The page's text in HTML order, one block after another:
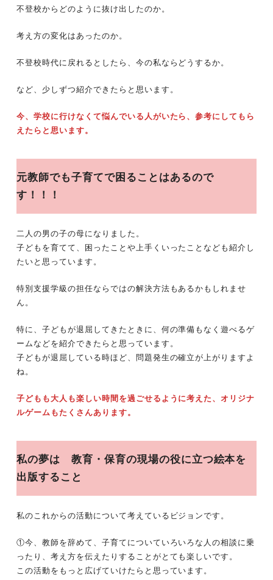
不登校からどのように抜け出したのか。
考え方の変化はあったのか。
不登校時代に戻れるとしたら、今の私ならどうするか。
など、少しずつ紹介できたらと思います。
今、学校に行けなくて悩んでいる人がいたら、参考にしてもら
えたらと思います。
元教師でも子育てで困ることはあるので
す！！！
二人の男の子の母になりました。
子どもを育てて、困ったことや上手くいったことなども紹介し
たいと思っています。
特別支援学級の担任ならではの解決方法もあるかもしれませ
ん。
特に、子どもが退屈してきたときに、何の準備もなく遊べるゲ
ームなどを紹介できたらと思っています。
子どもが退屈している時ほど、問題発生の確立が上がりますよ
ね。
子どもも大人も楽しい時間を過ごせるように考えた、オリジナ
ルゲームもたくさんあります。
私の夢は 教育・保育の現場の役に立つ絵本を
出版すること
私のこれからの活動について考えているビジョンです。
①今、教師を辞めて、子育てについていろいろな人の相談に乗
ったり、考え方を伝えたりすることがとても楽しいです。
この活動をもっと広げていけたらと思っています。